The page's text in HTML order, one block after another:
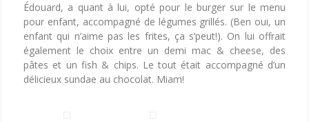
Édouard, a quant à lui, opté pour le burger sur le menu
pour enfant, accompagné de légumes grillés. (Ben oui, un
enfant qui n’aime pas les frites, ça s’peut!). On lui offrait
également le choix entre un demi mac & cheese, des
pâtes et un fish & chips. Le tout était accompagné d’un
délicieux sundae au chocolat. Miam!